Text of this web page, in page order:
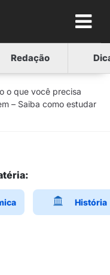
Redação
o que você precisa
– Saiba como estudar
História